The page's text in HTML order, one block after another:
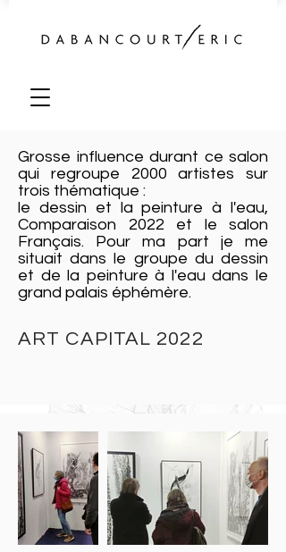
Grosse influence durant ce salon
qui regroupe 2000 artistes sur
trois thématique :
le dessin et la peinture à l'eau,
Comparaison 2022 et le salon
Français. Pour ma part je me
situait dans le groupe du dessin
et de la peinture à l'eau dans le
grand palais éphémère.
ART CAPITAL 2022